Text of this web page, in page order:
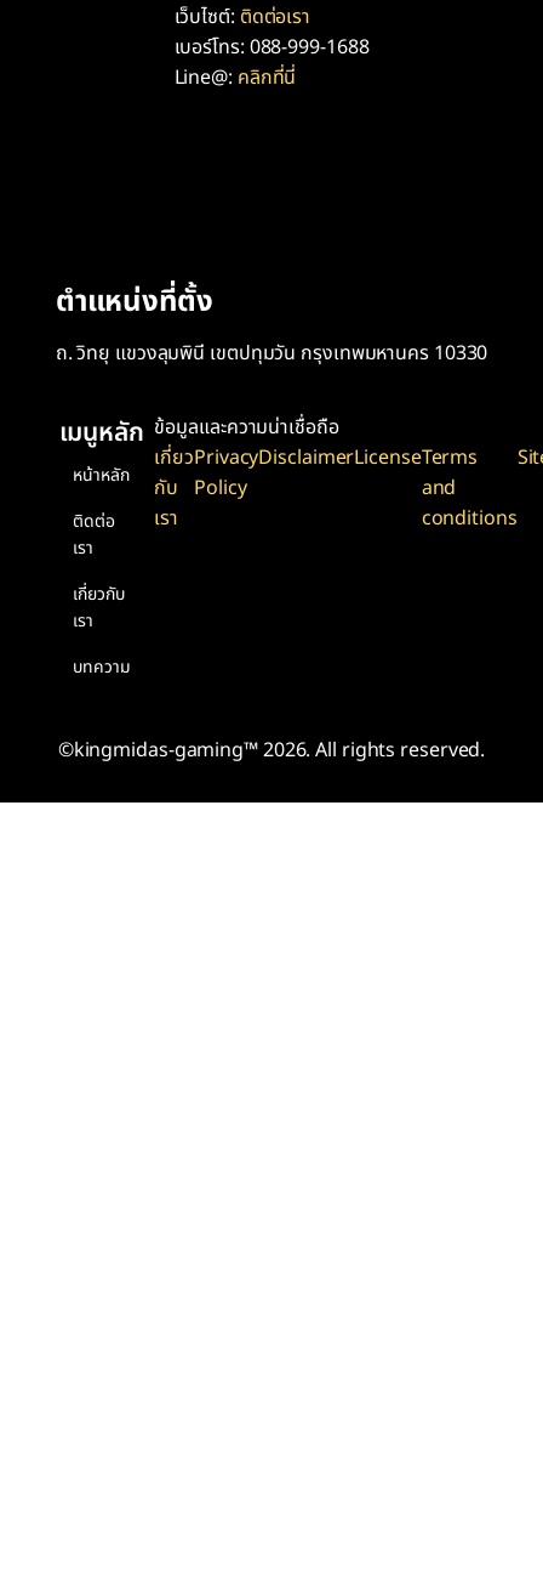
เว็บไซต์: ติดต่อเรา
เบอร์โทร: 088-999-1688
Line@: คลิกที่นี่
ตำแหน่งที่ตั้ง
ถ. วิทยุ แขวงลุมพินี เขตปทุมวัน กรุงเทพมหานคร 10330
เมนูหลัก
หน้าหลัก
ติดต่อ
เรา
เกี่ยวกับ
เรา
บทความ
ข้อมูลและความน่าเชื่อถือ
เกี่ยว
กับ
เรา
Privacy
Policy
DisclaimerLicenseTerms
and
conditions
©kingmidas-gaming™ 2026. All rights reserved.